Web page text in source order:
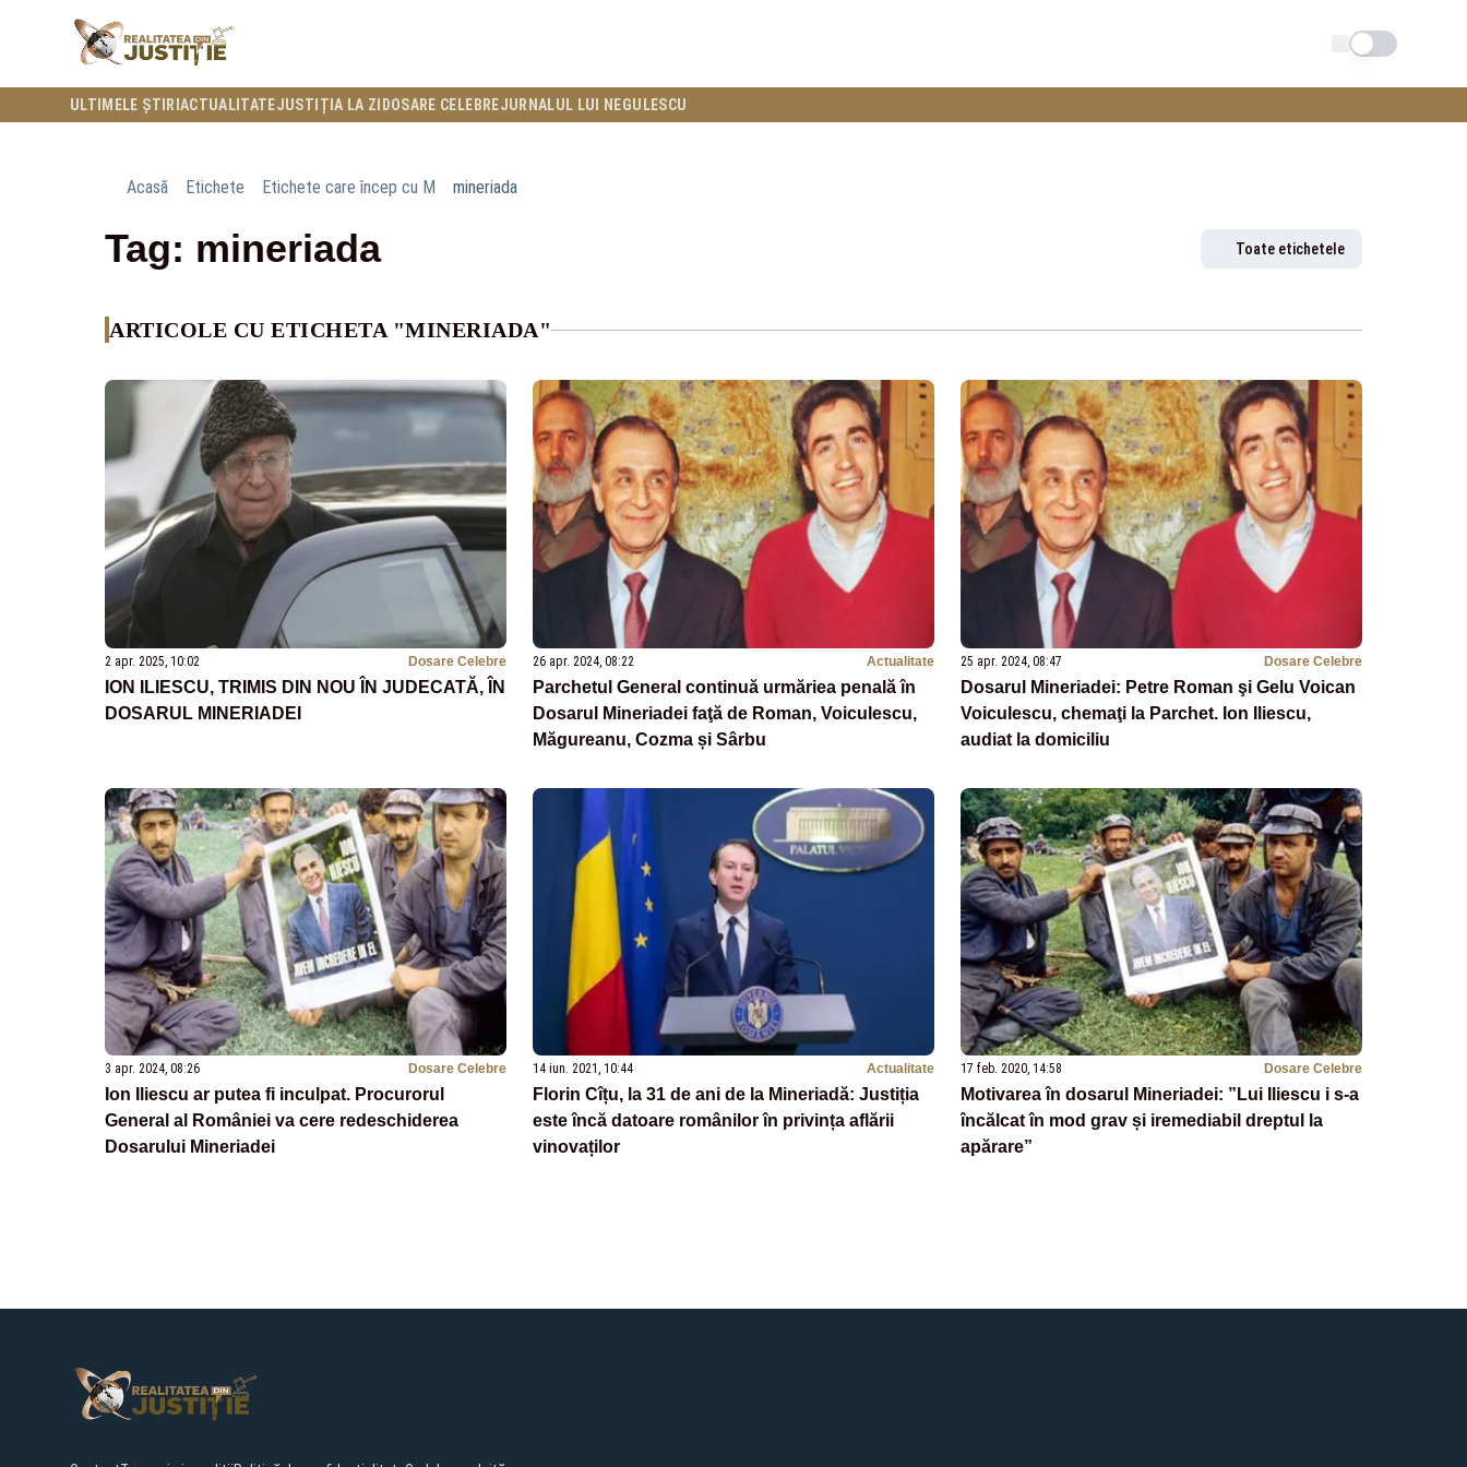
Schimba tema
ULTIMELE ȘTIRI ACTUALITATEJUSTIȚIA LA ZI DOSARE CELEBREJURNALUL LUI NEGULESCU
Acasă Etichete Etichete care încep cu M mineriada
Tag: mineriada Toate etichetele
ARTICOLE CU ETICHETA "MINERIADA"
2 apr. 2025, 10:02 Dosare Celebre
ION ILIESCU, TRIMIS DIN NOU ÎN JUDECATĂ, ÎN
DOSARUL MINERIADEI
26 apr. 2024, 08:22 Actualitate
Parchetul General continuă urmăriea penală în
Dosarul Mineriadei faţă de Roman, Voiculescu,
Măgureanu, Cozma și Sârbu
25 apr. 2024, 08:47 Dosare Celebre
Dosarul Mineriadei: Petre Roman şi Gelu Voican
Voiculescu, chemaţi la Parchet. Ion Iliescu,
audiat la domiciliu
3 apr. 2024, 08:26 Dosare Celebre
Ion Iliescu ar putea fi inculpat. Procurorul
General al României va cere redeschiderea
Dosarului Mineriadei
14 iun. 2021, 10:44 Actualitate
Florin Cîțu, la 31 de ani de la Mineriadă: Justiția
este încă datoare românilor în privința aflării
vinovaților
17 feb. 2020, 14:58 Dosare Celebre
Motivarea în dosarul Mineriadei: ”Lui Iliescu i s-a
încălcat în mod grav și iremediabil dreptul la
apărare”